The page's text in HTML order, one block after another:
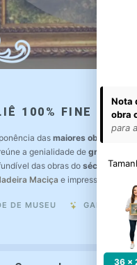
100% FINE ART
das maiores obras de
a genialidade de grandes
das obras do século XIX.
Maciça e impressão com
DE MUSEU GARANTIA
Nota
obra
para
36 x